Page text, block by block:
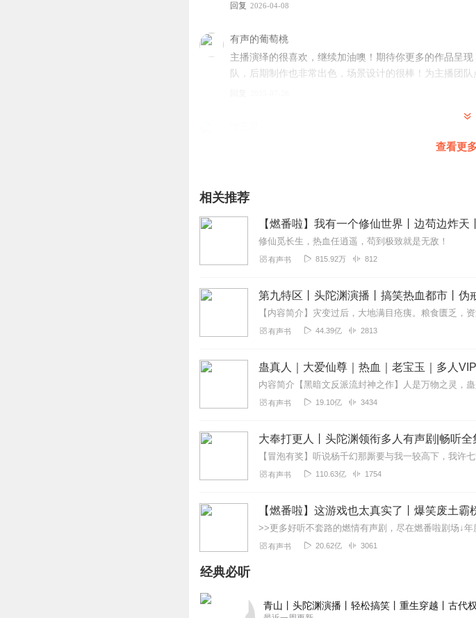
回复 2026-04-08
有声的葡萄桃
主播演绎的很喜欢，继续加油噢！期待你更多的作品呈
队，后期制作也非常出色，场景设计的很棒！为主播团
不明白18006666545
那么罗嗦，喝可乐还有意义，美国佬的东西还在
2025-08-23
好听好听！演播娓娓道来有韵味，角色音情感丰富，都
2025-07-23
这部有声小说真的太上头了！主播的声音自带魔力，不
上耳机就像闯进了故事里，根本停不下来。
诗意有声
故事情节扣人心弦，主角修仙的旅程充满挑战。主播演
作精良，听感一流啊！值得推荐🌺
风起荒凉
主播的声音真好听啊，很有特色，演播很专业，角色演
体现了主播的良苦用心，是一部制作精良的好书啊，值得
回复 2025-07-21
大王叫我来巡山呐哈哈
查看更
相关推荐
【燃番啦】我有一个修仙世界丨边苟边炸
修仙觅长生，热血任逍遥，苟到极致就是无敌！
有声书 815.92万 812
第九特区丨头陀渊演播丨搞笑热血都市丨伪
有声书 44.39亿 2813
蛊真人｜大爱仙尊｜热血｜老宝玉｜多人
有声书 19.10亿 3434
大奉打更人丨头陀渊领衔多人有声剧|畅听
有声书 110.63亿 1754
【燃番啦】这游戏也太真实了丨爆笑废土
有声书 20.62亿 3061
经典必听
青山丨头陀渊演播丨轻松搞笑丨重生穿越丨古代